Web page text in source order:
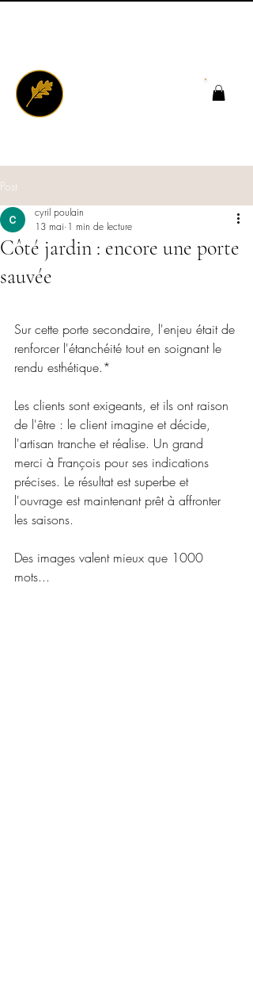
Post
Côté jardin : encore une porte
sauvée
cyril poulain
13 mai 1 min de lecture
Sur cette porte secondaire, l'enjeu était de
renforcer l'étanchéité tout en soignant le
rendu esthétique.*
Les clients sont exigeants, et ils ont raison
de l'être : le client imagine et décide,
l'artisan tranche et réalise. Un grand
merci à François pour ses indications
précises. Le résultat est superbe et
l'ouvrage est maintenant prêt à affronter
les saisons.
Des images valent mieux que 1000
mots...